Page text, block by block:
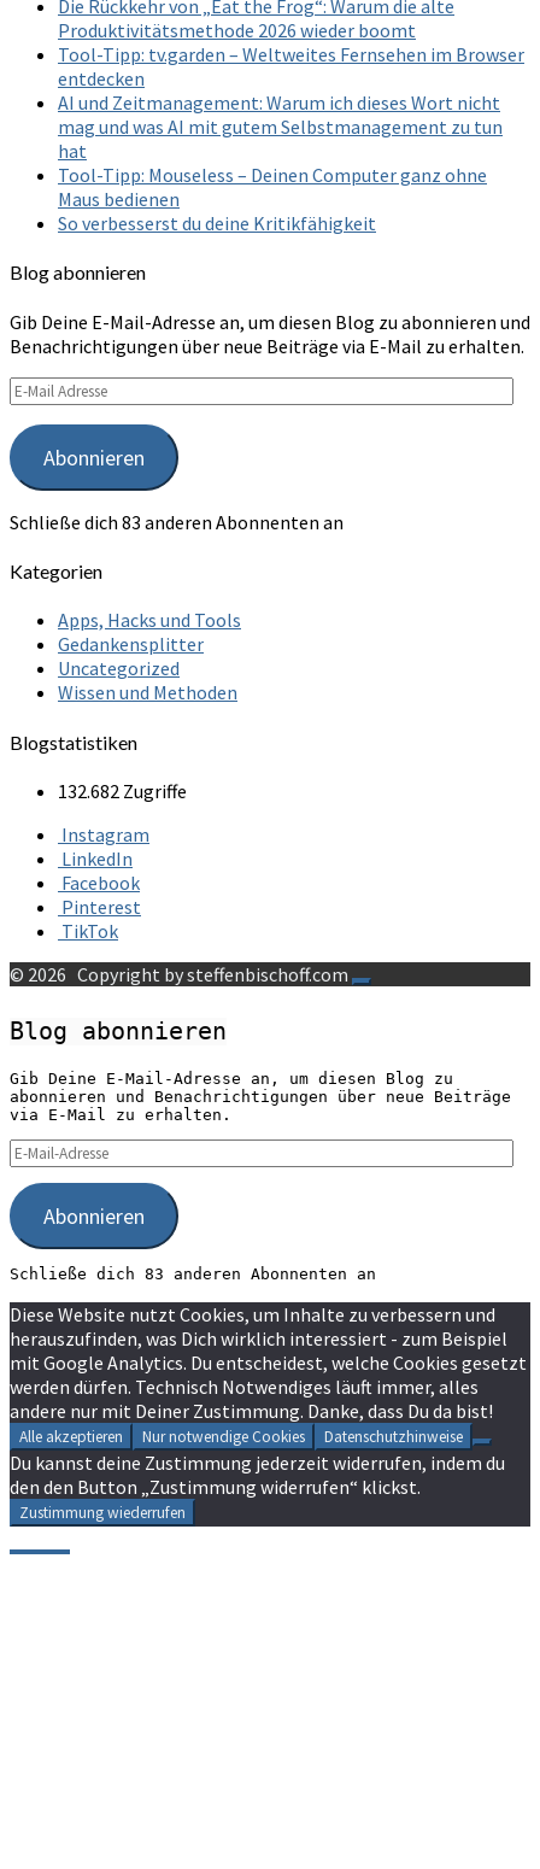
Die Rückkehr von „Eat the Frog“: Warum die alte
Produktivitätsmethode 2026 wieder boomt
Tool-Tipp: tv.garden – Weltweites Fernsehen im Browser
entdecken
AI und Zeitmanagement: Warum ich dieses Wort nicht
mag und was AI mit gutem Selbstmanagement zu tun
hat
Tool-Tipp: Mouseless – Deinen Computer ganz ohne
Maus bedienen
So verbesserst du deine Kritikfähigkeit
Blog abonnieren
Gib Deine E-Mail-Adresse an, um diesen Blog zu abonnieren und
Benachrichtigungen über neue Beiträge via E-Mail zu erhalten.
E-
Mail
Adresse
Abonnieren
Schließe dich 83 anderen Abonnenten an
Kategorien
Apps, Hacks und Tools
Gedankensplitter
Uncategorized
Wissen und Methoden
Blogstatistiken
132.682 Zugriffe
Instagram
LinkedIn
Facebook
Pinterest
TikTok
© 2026 Copyright by steffenbischoff.com
Blog abonnieren
Gib Deine E-Mail-Adresse an, um diesen Blog zu
abonnieren und Benachrichtigungen über neue Beiträge
via E-Mail zu erhalten.
E-
Mail-
Adresse
Abonnieren
Schließe dich 83 anderen Abonnenten an
Diese Website nutzt Cookies, um Inhalte zu verbessern und
herauszufinden, was Dich wirklich interessiert - zum Beispiel
mit Google Analytics. Du entscheidest, welche Cookies gesetzt
werden dürfen. Technisch Notwendiges läuft immer, alles
andere nur mit Deiner Zustimmung. Danke, dass Du da bist!
Alle akzeptieren Nur notwendige Cookies Datenschutzhinweise
Du kannst deine Zustimmung jederzeit widerrufen, indem du
den den Button „Zustimmung widerrufen“ klickst.
Zustimmung wiederrufen